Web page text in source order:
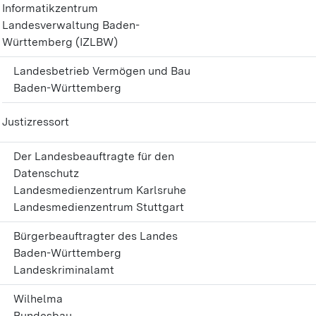
Informatikzentrum
Landesverwaltung Baden-
Württemberg (IZLBW)
Landesbetrieb Vermögen und Bau
Baden-Württemberg
Justizressort
Der Landesbeauftragte für den
Datenschutz
Landesmedienzentrum Karlsruhe
Landesmedienzentrum Stuttgart
Bürgerbeauftragter des Landes
Baden-Württemberg
Landeskriminalamt
Wilhelma